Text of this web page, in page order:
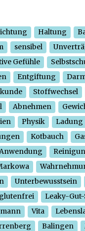
Haltung
sensibel
Gefühle
Entgiftung
Stoffwechsel
Abnehmen
Physik Ladung
Kotbauch
Unterbewusstsein
glutenfrei Leaky-
Vita
Balingen